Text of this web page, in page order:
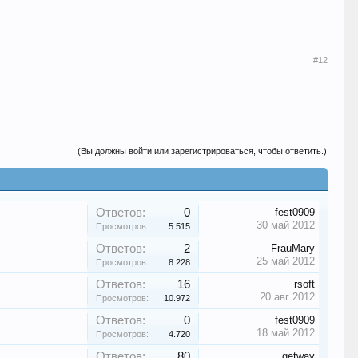
#12
(Вы должны войти или зарегистрироваться, чтобы ответить.)
Ответов: 0
Просмотров: 5.515
fest0909
30 май 2012
Ответов: 2
Просмотров: 8.228
FrauMary
25 май 2012
Ответов: 16
Просмотров: 10.972
rsoft
20 авг 2012
Ответов: 0
Просмотров: 4.720
fest0909
18 май 2012